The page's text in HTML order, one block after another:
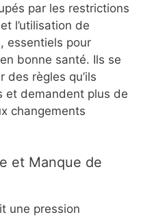
par les restrictions
l’utilisation de
essentiels pour
bonne santé. Ils se
des règles qu’ils
et demandent plus de
changements
et Manque de
une pression